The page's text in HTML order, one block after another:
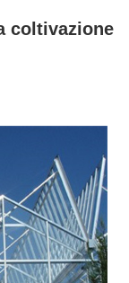
coltivazione